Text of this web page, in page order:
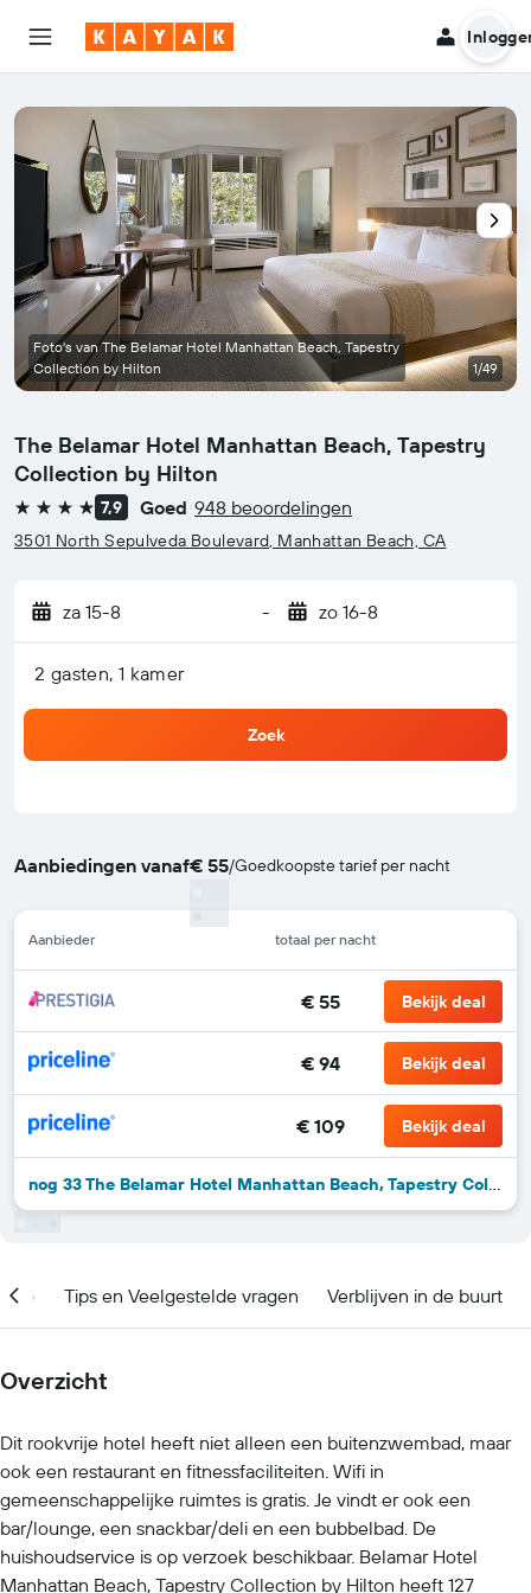
The Belamar Hotel Manhattan Beach, Tapestry
Collection by Hilton
4 sterren 7,9 Goed 948 beoordelingen
3501 North Sepulveda Boulevard, Manhattan Beach, CA
za 15-8 - zo 16-8
2 gasten, 1 kamer
Zoek
Aanbiedingen vanaf€ 55/Goedkoopste tarief per nacht
Aanbieder totaal per nacht
€ 55 Bekijk deal
€ 94 Bekijk deal
€ 109 Bekijk deal
nog 33 The Belamar Hotel Manhattan Beach, Tapestry Collection by Hilton-deals
Foto's van The Belamar Hotel Manhattan Beach, Tapestry
Collection by Hilton
1/49
Tips en Veelgestelde vragen Verblijven in de buurt
Overzicht
Dit rookvrije hotel heeft niet alleen een buitenzwembad, maar
ook een restaurant en fitnessfaciliteiten. Wifi in
gemeenschappelijke ruimtes is gratis. Je vindt er ook een
bar/lounge, een snackbar/deli en een bubbelbad. De
huishoudservice is op verzoek beschikbaar. Belamar Hotel
Manhattan Beach, Tapestry Collection by Hilton heeft 127